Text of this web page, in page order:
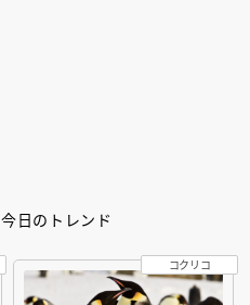
今日のトレンド
コクリコ